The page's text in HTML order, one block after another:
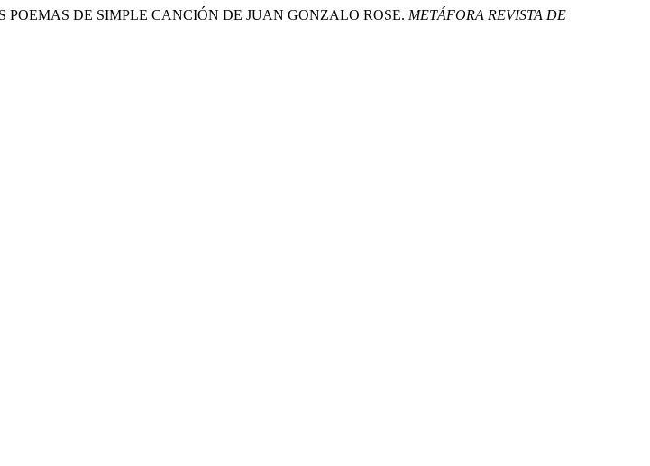
POEMAS DE SIMPLE CANCIÓN DE JUAN GONZALO ROSE. METÁFORA REVISTA DE